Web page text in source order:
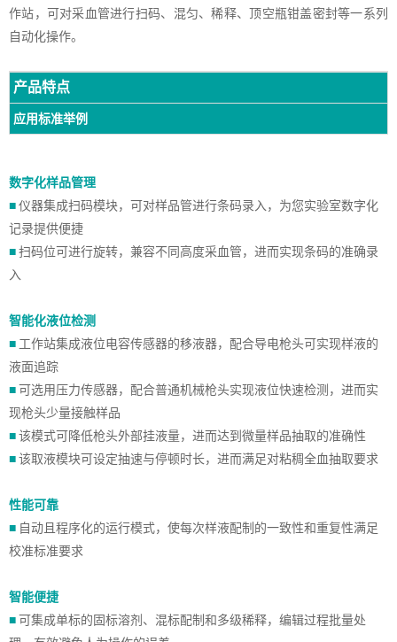
作站，可对采血管进行扫码、混匀、稀释、顶空瓶钳盖密封等一系列
自动化操作。
产品特点
应用标准举例
数字化样品管理
■仪器集成扫码模块，可对样品管进行条码录入，为您实验室数字化
记录提供便捷
■扫码位可进行旋转，兼容不同高度采血管，进而实现条码的准确录
入
智能化液位检测
■ 工作站集成液位电容传感器的移液器，配合导电枪头可实现样液的
液面追踪
■可选用压力传感器，配合普通机械枪头实现液位快速检测，进而实
现枪头少量接触样品
■该模式可降低枪头外部挂液量，进而达到微量样品抽取的准确性
■该取液模块可设定抽速与停顿时长，进而满足对粘稠全血抽取要求
性能可靠
■ 自动且程序化的运行模式，使每次样液配制的一致性和重复性满足
校准标准要求
智能便捷
■可集成单标的固标溶剂、混标配制和多级稀释，编辑过程批量处